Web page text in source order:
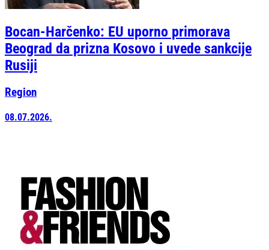
Bocan-Harčenko: EU uporno primorava
Beograd da prizna Kosovo i uvede sankcije
Rusiji
Region
08.07.2026.